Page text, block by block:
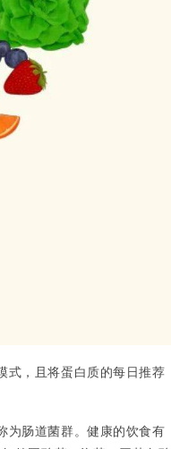
式，且将蛋白质的每日推荐
为肠道菌群。健康的饮食有